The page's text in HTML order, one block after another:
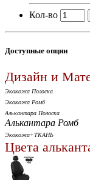
Кол-во
Доступные опции
Дизайн и
Экокожа Полоска
Экокожа Ромб
Алькантара Полоска
Алькантара Ромб
Экокожа+ТКАНЬ
Цвета